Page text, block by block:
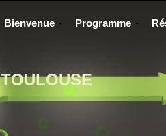
TOULOUSE
Bienvenue Programme